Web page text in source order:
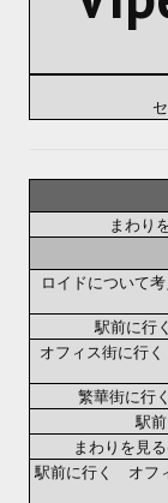
Завершённые
Русская биржа
Aliens vs
Dungeon
Моды группы
Теневой
Работы
まわり
ロイドについて
駅前に
オフィス街に行
繁華街に行
駅
まわりを見
駅前に行く オフ